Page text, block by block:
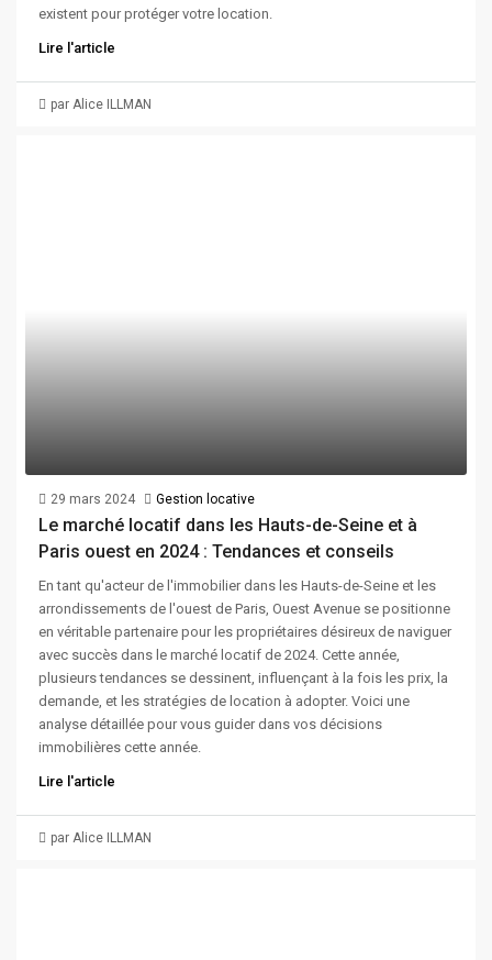
existent pour protéger votre location.
Lire l'article
par Alice ILLMAN
29 mars 2024 Gestion locative
Le marché locatif dans les Hauts-de-Seine et à
Paris ouest en 2024 : Tendances et conseils
En tant qu'acteur de l'immobilier dans les Hauts-de-Seine et les
arrondissements de l'ouest de Paris, Ouest Avenue se positionne
en véritable partenaire pour les propriétaires désireux de naviguer
avec succès dans le marché locatif de 2024. Cette année,
plusieurs tendances se dessinent, influençant à la fois les prix, la
demande, et les stratégies de location à adopter. Voici une
analyse détaillée pour vous guider dans vos décisions
immobilières cette année.
Lire l'article
par Alice ILLMAN